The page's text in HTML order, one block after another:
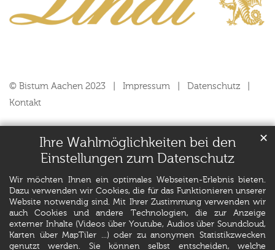
Ihre Wahlmöglichkeiten bei den
Einstellungen zum Datenschutz
Wir möchten Ihnen ein optimales Webseiten-Erlebnis bieten.
Dazu verwenden wir Cookies, die für das Funktionieren unserer
Website notwendig sind. Mit Ihrer Zustimmung verwenden wir
auch Cookies und andere Technologien, die zur Anzeige
externer Inhalte (Videos über Youtube, Audios über Soundcloud,
Karten über MapTiler ...) oder zu anonymen Statistikzwecken
genutzt werden. Sie können selbst entscheiden, welche
✕
© Bistum Aachen 2023 Impressum
Datenschutz
Kontakt